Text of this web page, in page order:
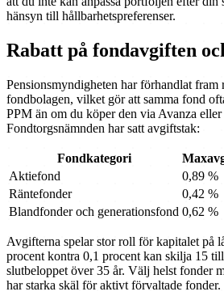
hänsyn till hållbarhetspreferenser.
Rabatt på fondavgiften
Pensionsmyndigheten har förhandlat fram
fondbolagen, vilket gör att samma fond
PPM än om du köper den via Avanza
Fondtorgsnämnden har satt avgiftstak:
Fondkategori
Aktiefond
0,89 %
Räntefonder
0,42 %
Blandfonder och generationsfond 0,62 %
Avgifterna spelar stor roll för kapitalet på
procent kontra 0,1 procent kan skilja 15
slutbeloppet över 35 år. Välj helst fonder
har starka skäl för aktivt förvaltade fonder.